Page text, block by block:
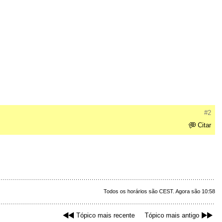
#2
Citar
Todos os horários são CEST. Agora são 10:58
Tópico mais recente Tópico mais antigo